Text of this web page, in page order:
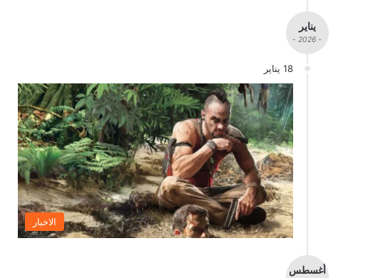
يناير
- 2026 -
18 يناير
الاخبار
أغسطس